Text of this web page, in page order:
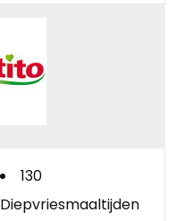
130
Diepvriesmaaltijden